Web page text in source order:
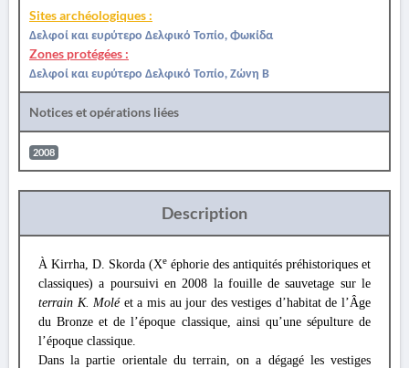
Sites archéologiques :
Δελφοί και ευρύτερο Δελφικό Τοπίο, Φωκίδα
Zones protégées :
Δελφοί και ευρύτερο Δελφικό Τοπίο, Ζώνη Β
Notices et opérations liées
2008
Description
À Kirrha, D. Skorda (Xe éphorie des antiquités préhistoriques et
classiques) a poursuivi en 2008 la fouille de sauvetage sur le
terrain K. Moléet a mis au jour des vestiges d’habitat de l’Âge
du Bronze et de l’époque classique, ainsi qu’une sépulture de
l’époque classique.
Dans la partie orientale du terrain, on a dégagé les vestiges